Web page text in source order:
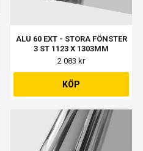
ALU 60 EXT - STORA FÖNSTER
3 ST 1123 X 1303MM
2 083 kr
KÖP